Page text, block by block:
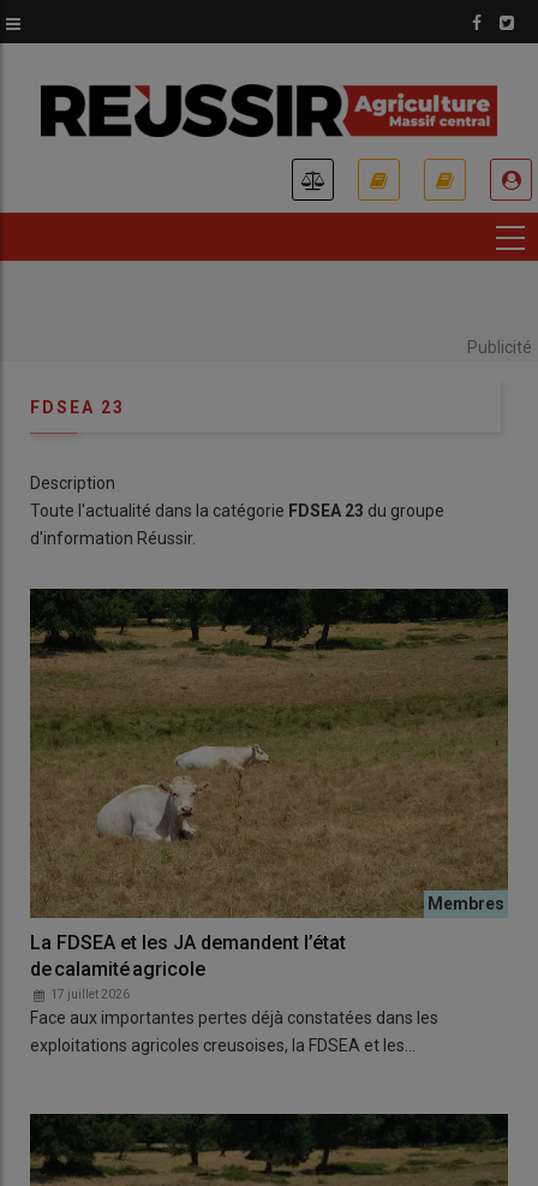
au
principal
Publicité
FDSEA 23
Description
Toute l'actualité dans la catégorie FDSEA 23 du groupe
d'information Réussir.
La FDSEA et les JA demandent l’état
de calamité agricole
17 juillet 2026
Face aux importantes pertes déjà constatées dans les
exploitations agricoles creusoises, la FDSEA et les…